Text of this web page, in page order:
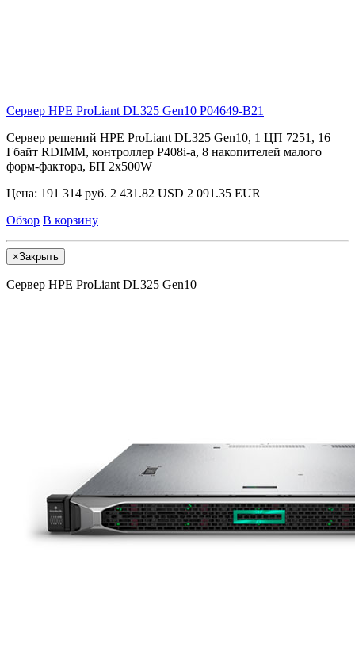
Сервер HPE ProLiant DL325 Gen10 P04649-B21
Сервер решений HPE ProLiant DL325 Gen10, 1 ЦП 7251, 16
Гбайт RDIMM, контроллер P408i-a, 8 накопителей малого
форм-фактора, БП 2x500W
Цена: 191 314 руб. 2 431.82 USD 2 091.35 EUR
Обзор В корзину
×Закрыть
Сервер HPE ProLiant DL325 Gen10